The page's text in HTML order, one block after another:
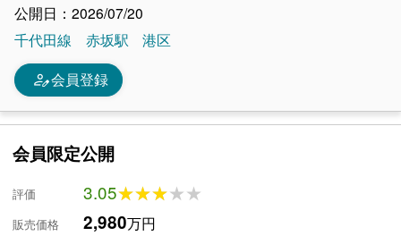
公開日：2026/07/20
千代田線
赤坂駅 港区
person_edit会員登録
会員限定公開
評価 3.05★★★★★
★★★★★
販売価格 2,980万円